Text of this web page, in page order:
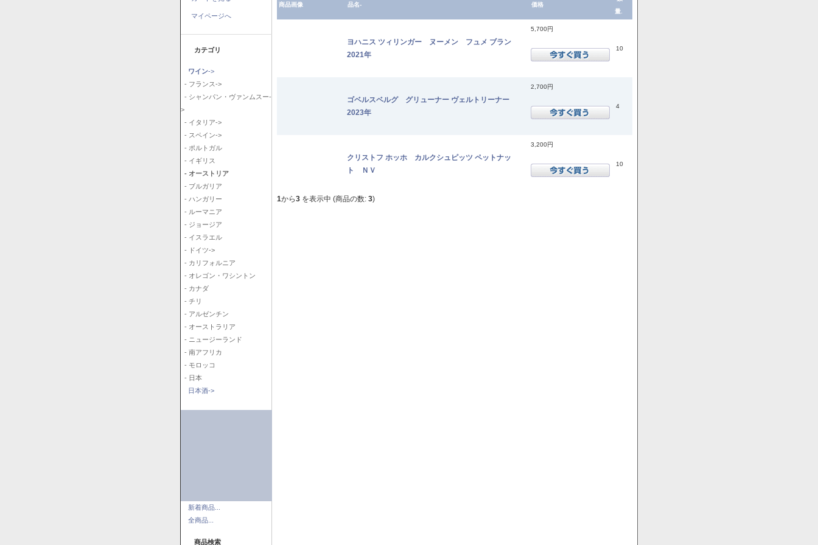
マイページへ
カテゴリ
ワイン->
- フランス->
- シャンパン・ヴァンムスー-
>
- イタリア->
- スペイン->
- ポルトガル
- イギリス
- オーストリア
- ブルガリア
- ハンガリー
- ルーマニア
- ジョージア
- イスラエル
- ドイツ->
- カリフォルニア
- オレゴン・ワシントン
- カナダ
- チリ
- アルゼンチン
- オーストラリア
- ニュージーランド
- 南アフリカ
- モロッコ
- 日本
日本酒->
新着商品...
全商品...
商品検索
商品画像 品名- 価格
量.
ヨハニス ツィリンガー ヌーメン フュメ ブラン
2021年
5,700円
10
ゴベルスベルグ グリューナー ヴェルトリーナー
2023年
2,700円
4
クリストフ ホッホ カルクシュピッツ ペットナッ
ト ＮＶ
3,200円
10
1から3 を表示中 (商品の数: 3)